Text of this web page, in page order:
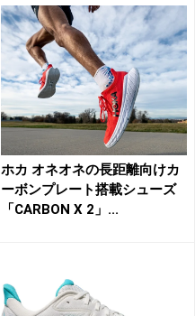
ホカ オネオネの長距離向けカ
ーボンプレート搭載シューズ
「CARBON X 2」...